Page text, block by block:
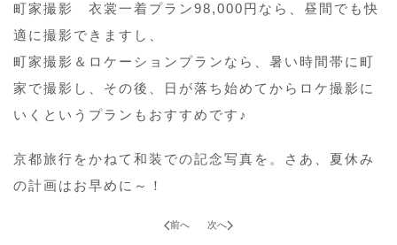
町家撮影 衣裳一着プラン98,000円なら、昼間でも快
適に撮影できますし、
町家撮影＆ロケーションプランなら、暑い時間帯に町
家で撮影し、その後、日が落ち始めてからロケ撮影に
いくというプランもおすすめです♪
京都旅行をかねて和装での記念写真を。さあ、夏休み
の計画はお早めに～！
前へ 次へ